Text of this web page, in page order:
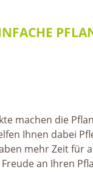
machen die
Ihnen dabei
mehr Zeit für
an Ihren